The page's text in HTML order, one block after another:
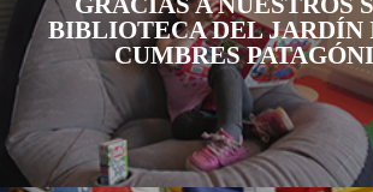
BIBLIOTECA DEL JARDÍN
CUMBRES